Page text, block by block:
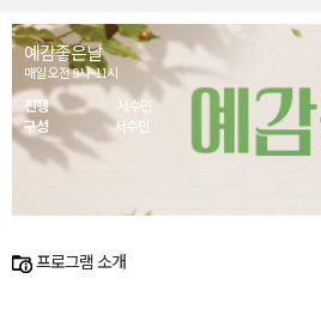
예감좋은날
매일 오전 9시~11시
진행
서수민
구성
서수민
프로그램 소개